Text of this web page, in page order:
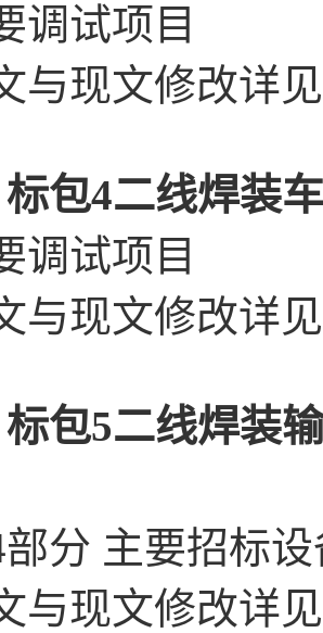
调试项目
与现文修改详
标包4二线焊装
调试项目
与现文修改详
标包5二线焊装
分 主要招标
与现文修改详